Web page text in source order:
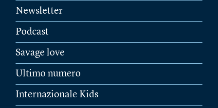
Newsletter
Podcast
Savage love
Ultimo numero
Internazionale Kids